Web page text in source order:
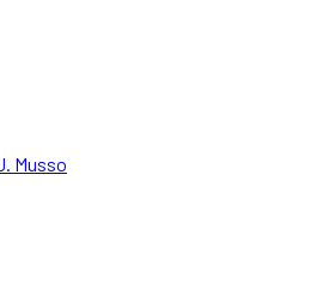
Musso